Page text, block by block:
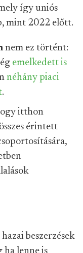
így uniós
mint 2022 előtt.
nem ez történt:
emelkedett is
néhány piaci
.
itthon
érintett
beszerzések